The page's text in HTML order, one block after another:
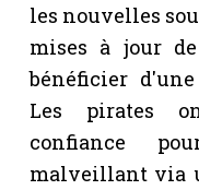
les nouvelles
mises à jour
bénéficier
Les pirates
confiance
malveillant via